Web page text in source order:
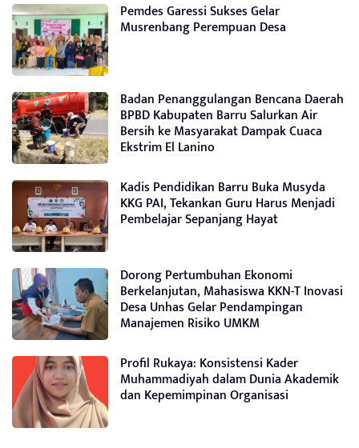
Pemdes Garessi Sukses Gelar
Musrenbang Perempuan Desa
Badan Penanggulangan Bencana Daerah
BPBD Kabupaten Barru Salurkan Air
Bersih ke Masyarakat Dampak Cuaca
Ekstrim El Lanino
Kadis Pendidikan Barru Buka Musyda
KKG PAI, Tekankan Guru Harus Menjadi
Pembelajar Sepanjang Hayat
Dorong Pertumbuhan Ekonomi
Berkelanjutan, Mahasiswa KKN-T Inovasi
Desa Unhas Gelar Pendampingan
Manajemen Risiko UMKM
Profil Rukaya: Konsistensi Kader
Muhammadiyah dalam Dunia Akademik
dan Kepemimpinan Organisasi